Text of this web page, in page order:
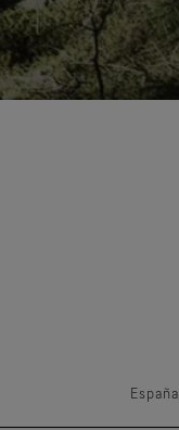
España